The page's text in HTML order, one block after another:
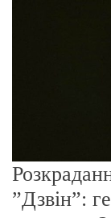
”Дзвін”: